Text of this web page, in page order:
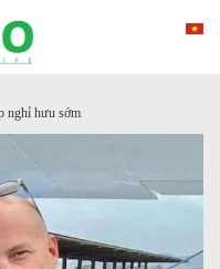
nghỉ hưu sớm